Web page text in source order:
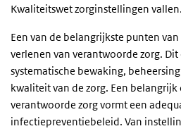
Kwaliteitswet zorginstellingen vallen.
Een van de belangrijkste punten
verlenen van verantwoorde zorg.
systematische bewaking,
kwaliteit van de zorg. Een
verantwoorde zorg vormt een
infectiepreventiebeleid. Van